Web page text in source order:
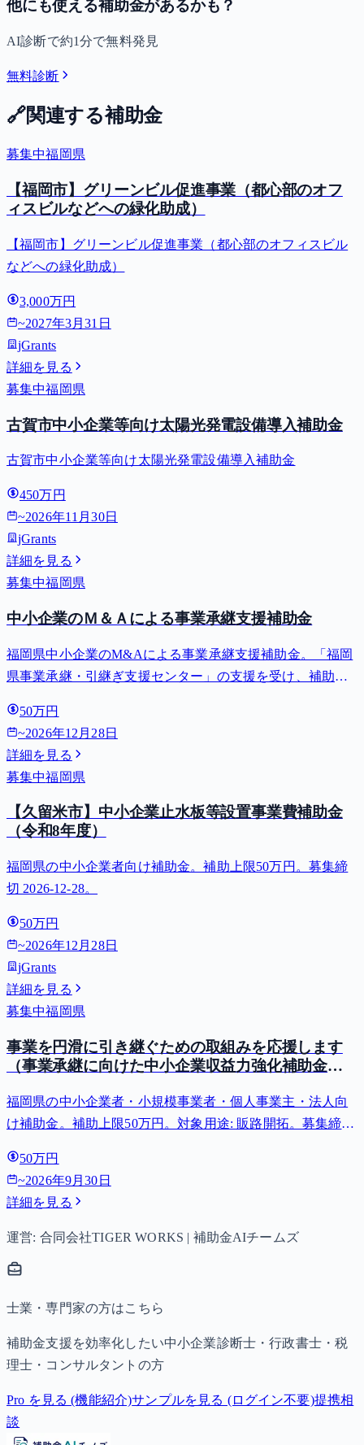
他にも使える補助金があるかも？
AI診断で約1分で無料発見
無料診断
🔗関連する補助金
募集中福岡県
【福岡市】グリーンビル促進事業（都心部のオフ
ィスビルなどへの緑化助成）
【福岡市】グリーンビル促進事業（都心部のオフィスビル
などへの緑化助成）
3,000万円
~2027年3月31日
jGrants
詳細を見る
募集中福岡県
古賀市中小企業等向け太陽光発電設備導入補助金
古賀市中小企業等向け太陽光発電設備導入補助金
450万円
~2026年11月30日
jGrants
詳細を見る
募集中福岡県
中小企業のＭ＆Ａによる事業承継支援補助金
福岡県中小企業のM&Aによる事業承継支援補助金。「福岡
県事業承継・引継ぎ支援センター」の支援を受け、補助対
から事業を譲り受けた者が支払うM&Aに伴う諸費用(仲介手
数料・企業価値算定費用等)...
50万円
~2026年12月28日
詳細を見る
募集中福岡県
【久留米市】中小企業止水板等設置事業費補助金
（令和8年度）
福岡県の中小企業者向け補助金。補助上限50万円。募集締
切 2026-12-28。
50万円
~2026年12月28日
jGrants
詳細を見る
募集中福岡県
事業を円滑に引き継ぐための取組みを応援します
（事業承継に向けた中小企業収益力強化補助金の
福岡県の中小企業者・小規模事業者・個人事業主・法人向
け補助金。補助上限50万円。対象用途: 販路開拓。募集締切
50万円
~2026年9月30日
詳細を見る
運営: 合同会社TIGER WORKS | 補助金AIチームズ
士業・専門家の方はこちら
補助金支援を効率化したい中小企業診断士・行政書士・税
理士・コンサルタントの方
Pro を見る (機能紹介)サンプルを見る (ログイン不要)提携相
談